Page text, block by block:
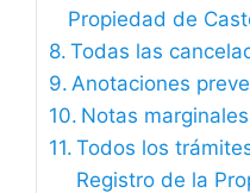
Propiedad de
Todas las
Anotaciones
Notas marginales
Todos los
Registro de la